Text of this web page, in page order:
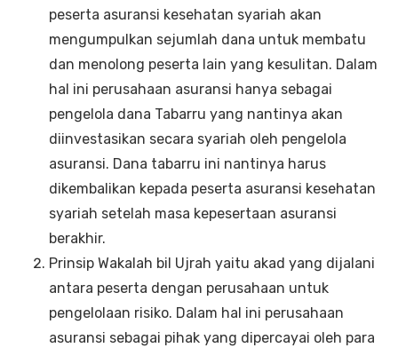
peserta asuransi kesehatan syariah akan
mengumpulkan sejumlah dana untuk membatu
dan menolong peserta lain yang kesulitan. Dalam
hal ini perusahaan asuransi hanya sebagai
pengelola dana Tabarru yang nantinya akan
diinvestasikan secara syariah oleh pengelola
asuransi. Dana tabarru ini nantinya harus
dikembalikan kepada peserta asuransi kesehatan
syariah setelah masa kepesertaan asuransi
berakhir.
Prinsip Wakalah bil Ujrah yaitu akad yang dijalani
antara peserta dengan perusahaan untuk
pengelolaan risiko. Dalam hal ini perusahaan
asuransi sebagai pihak yang dipercayai oleh para